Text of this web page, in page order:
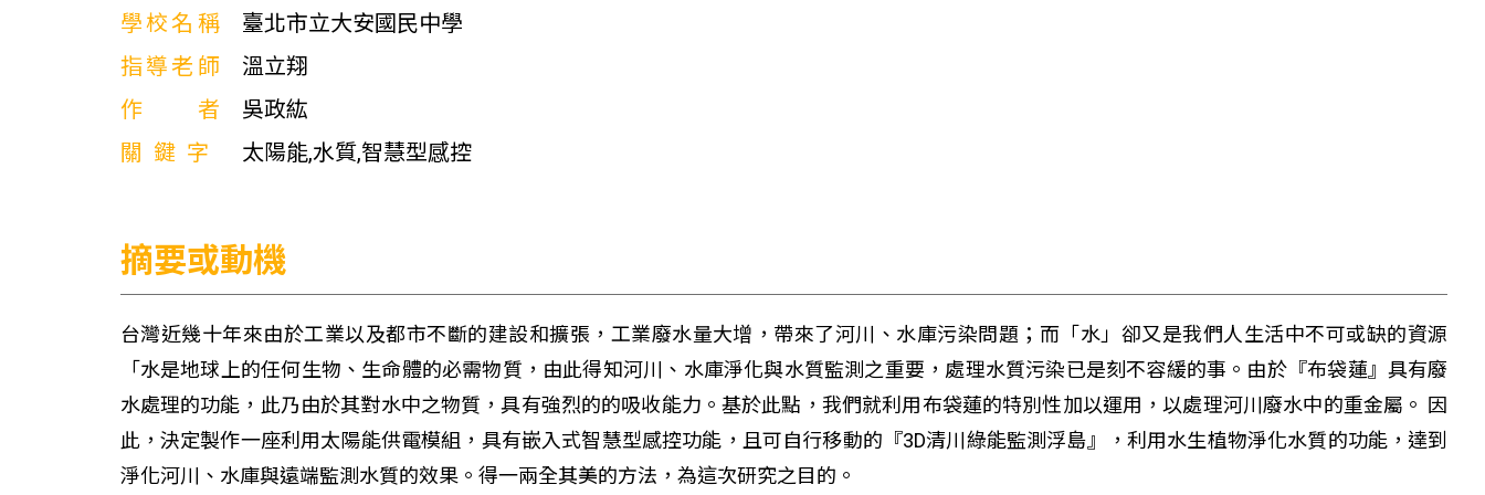
學校名稱
臺北市立大安國民中學
指導老師
溫立翔
作者
吳政紘
關鍵字
太陽能,水質,智慧型感控
摘要或動機
台灣近幾十年來由於工業以及都市不斷的建設和擴張，工業廢水量大增，帶來了河川、水庫污染問題；而「水」卻又是我們人生活中不可或缺的資源
「水是地球上的任何生物、生命體的必需物質，由此得知河川、水庫淨化與水質監測之重要，處理水質污染已是刻不容緩的事。由於『布袋蓮』具有廢
水處理的功能，此乃由於其對水中之物質，具有強烈的的吸收能力。基於此點，我們就利用布袋蓮的特別性加以運用，以處理河川廢水中的重金屬。 因
此，決定製作一座利用太陽能供電模組，具有嵌入式智慧型感控功能，且可自行移動的『3D清川綠能監測浮島』，利用水生植物淨化水質的功能，達到
淨化河川、水庫與遠端監測水質的效果。得一兩全其美的方法，為這次研究之目的。